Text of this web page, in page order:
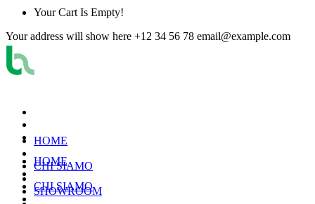
Your Cart Is Empty!
Your address will show here +12 34 56 78 email@example.com
HOME
CHI SIAMO
HOME
CHI SIAMO
SHOWROOM